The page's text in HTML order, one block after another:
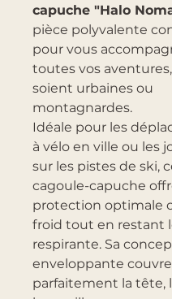
capuche "Halo
pièce polyvalente
pour vous
toutes vos aventures,
soient urbaines ou
montagnardes.
Idéale pour les
à vélo en ville ou les
sur les pistes de ski,
cagoule-capuche
protection optimale
froid tout en restant
respirante. Sa
enveloppante couvre
parfaitement la tête,